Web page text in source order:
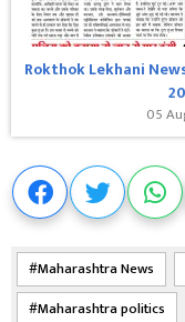
Rokthok Lekhani
05
Maharashtra News
Maharashtra politics